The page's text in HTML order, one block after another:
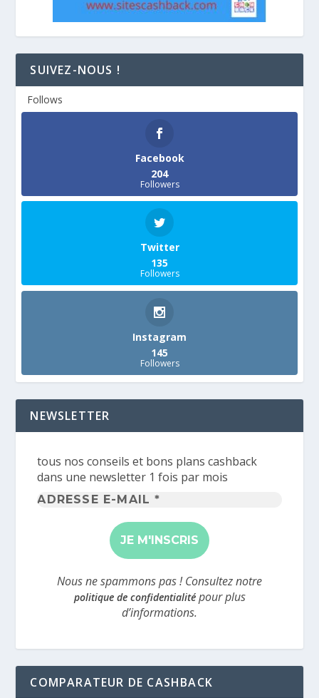
SUIVEZ-NOUS !
Follows
Facebook
204
Followers
Twitter
135
Followers
Instagram
145
Followers
NEWSLETTER
tous nos conseils et bons plans cashback
dans une newsletter 1 fois par mois
Adresse
mail
*
Nous ne spammons pas ! Consultez notre
politique de confidentialitépour plus
d’informations.
COMPARATEUR DE CASHBACK